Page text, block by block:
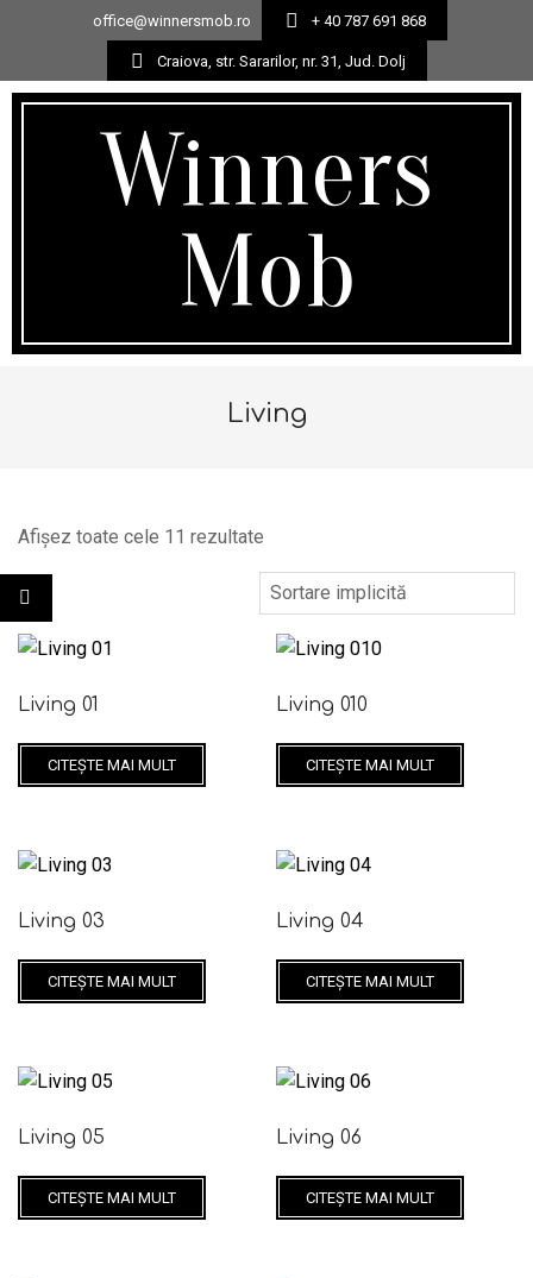
office@winnersmob.ro + 40 787 691 868
Craiova, str. Sararilor, nr. 31, Jud. Dolj
Skip
Winners
Mob
Living
Afișez toate cele 11 rezultate
Living 01
CITEȘTE MAI MULT
Living 010
CITEȘTE MAI MULT
Living 03
CITEȘTE MAI MULT
Living 04
CITEȘTE MAI MULT
Living 05
CITEȘTE MAI MULT
Living 06
CITEȘTE MAI MULT